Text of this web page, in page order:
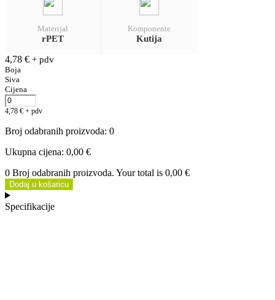
Materijal
rPET
Komponente
Kutija
4,78 € + pdv
Boja
Siva
Cijena
4,78 € + pdv
Broj odabranih proizvoda: 0
Ukupna cijena: 0,00 €
0 Broj odabranih proizvoda. Your total is 0,00 €
Dodaj u košaricu
Specifikacije